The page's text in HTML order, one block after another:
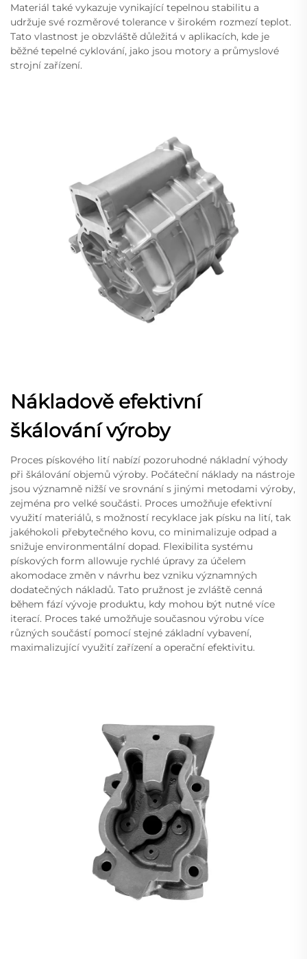
Materiál také vykazuje vynikající tepelnou stabilitu a
udržuje své rozměrové tolerance v širokém rozmezí teplot.
Tato vlastnost je obzvláště důležitá v aplikacích, kde je
běžné tepelné cyklování, jako jsou motory a průmyslové
strojní zařízení.
Nákladově efektivní
škálování výroby
Proces pískového lití nabízí pozoruhodné nákladní výhody
při škálování objemů výroby. Počáteční náklady na nástroje
jsou významně nižší ve srovnání s jinými metodami výroby,
zejména pro velké součásti. Proces umožňuje efektivní
využití materiálů, s možností recyklace jak písku na lití, tak
jakéhokoli přebytečného kovu, co minimalizuje odpad a
snižuje environmentální dopad. Flexibilita systému
pískových form allowuje rychlé úpravy za účelem
akomodace změn v návrhu bez vzniku významných
dodatečných nákladů. Tato pružnost je zvláště cenná
během fází vývoje produktu, kdy mohou být nutné více
iterací. Proces také umožňuje současnou výrobu více
různých součástí pomocí stejné základní vybavení,
maximalizující využití zařízení a operační efektivitu.